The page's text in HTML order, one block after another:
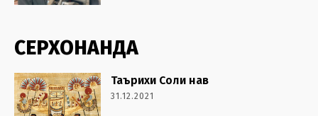
СЕРХОНАНДА
Таърихи Соли нав
31.12.2021